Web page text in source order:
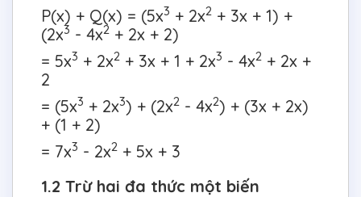
P(x) + Q(x) = (5x3 + 2x2 + 3x + 1) +
(2x3 - 4x2 + 2x + 2)
= 5x3 + 2x2 + 3x + 1 + 2x3 - 4x2 + 2x +
2
= (5x3 + 2x3) + (2x2 - 4x2) + (3x + 2x)
+ (1 + 2)
= 7x3 - 2x2 + 5x + 3
1.2 Trừ hai đa thức một biến